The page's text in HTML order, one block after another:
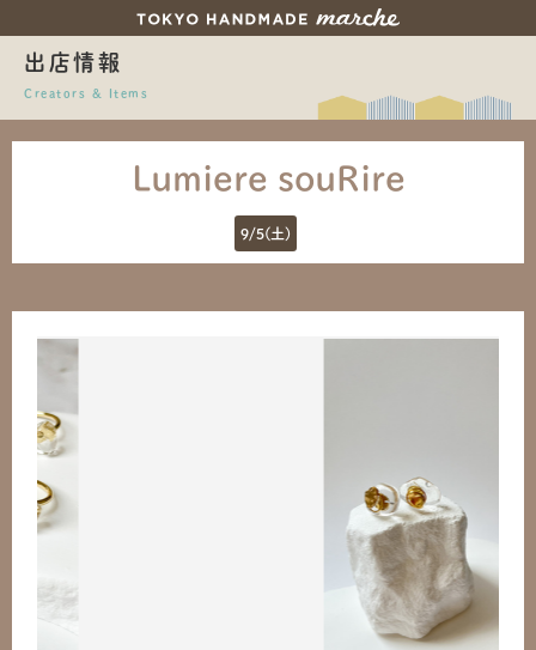
出店情報
Creators & Items
Lumiere souRire
9/5(土)